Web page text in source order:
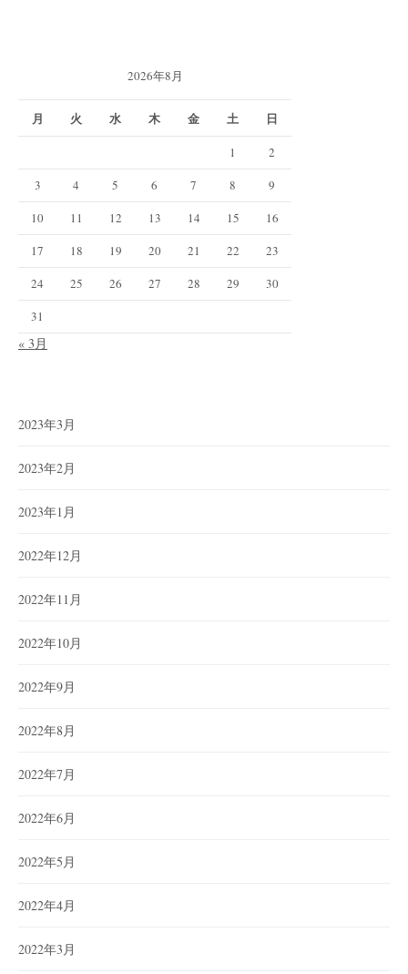
2026年8月
月 火 水 木 金 土 日
1
2
3
4 5 6 7 8
9
10
11 12 13 14 15
16
17
18 19 20 21 22
23
24
25 26 27 28 29
30
31
« 3月
2023年3月
2023年2月
2023年1月
2022年12月
2022年11月
2022年10月
2022年9月
2022年8月
2022年7月
2022年6月
2022年5月
2022年4月
2022年3月